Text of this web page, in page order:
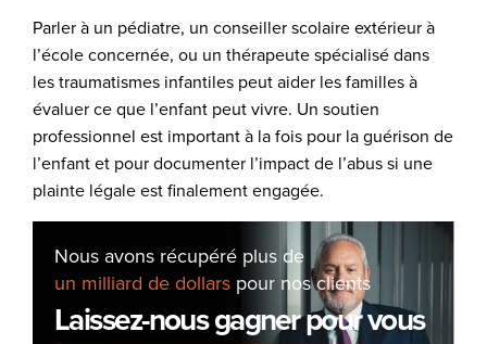
Parler à un pédiatre, un conseiller scolaire extérieur à
l’école concernée, ou un thérapeute spécialisé dans
les traumatismes infantiles peut aider les familles à
évaluer ce que l’enfant peut vivre. Un soutien
professionnel est important à la fois pour la guérison de
l’enfant et pour documenter l’impact de l’abus si une
plainte légale est finalement engagée.
Nous avons récupéré plus de
un milliard de dollars pour nos clients
Laissez-nous gagner pour vous